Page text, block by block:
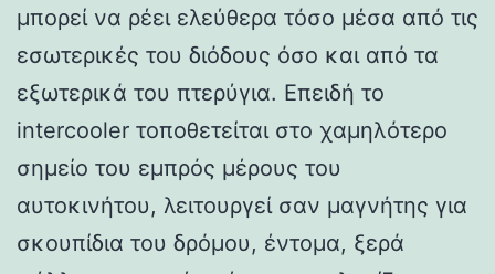
μπορεί να ρέει ελεύθερα τόσο μέσα από τις
εσωτερικές του διόδους όσο και από τα
εξωτερικά του πτερύγια. Επειδή το
intercooler τοποθετείται στο χαμηλότερο
σημείο του εμπρός μέρους του
αυτοκινήτου, λειτουργεί σαν μαγνήτης για
σκουπίδια του δρόμου, έντομα, ξερά